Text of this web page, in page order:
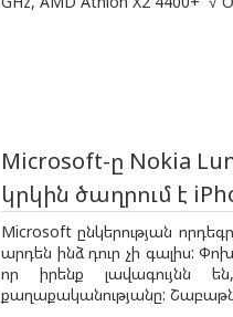
Microsoft-ը Nokia
կրկին ծաղրում է
Microsoft ընկերության
արդեն ինձ դուր չի գալիս:
որ իրենք լավագույնն
քաղաքականությանը: